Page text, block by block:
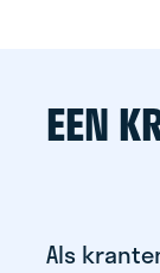
EEN
Als